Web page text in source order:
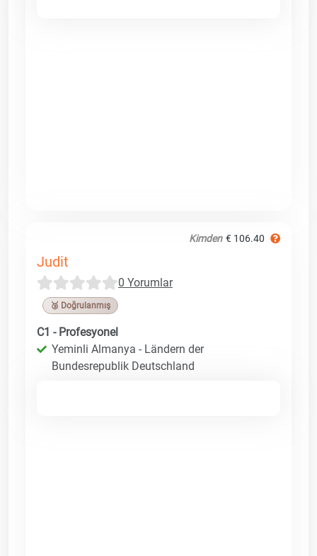
Kimden € 106.40
Judit
0 Yorumlar
🥉 Doğrulanmış
C1 - Profesyonel
Yeminli Almanya - Ländern der
Bundesrepublik Deutschland